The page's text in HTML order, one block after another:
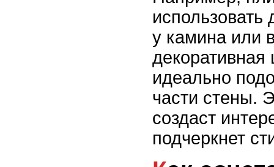
у камина или
декоративная
идеально
части стены.
создаст
подчеркнет